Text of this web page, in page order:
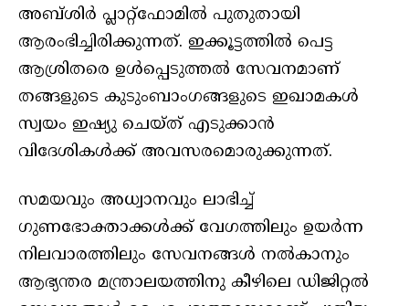
അബ്ശിര്‍ പ്ലാറ്റ്‌ഫോമില്‍ പുതുതായി
ആരംഭിച്ചിരിക്കുന്നത്. ഇക്കൂട്ടത്തില്‍ പെട്ട
ആശ്രിതരെ ഉള്‍പ്പെടുത്തല്‍ സേവനമാണ്
തങ്ങളുടെ കുടുംബാംഗങ്ങളുടെ ഇഖാമകള്‍
സ്വയം ഇഷ്യു ചെയ്ത് എടുക്കാന്‍
വിദേശികള്‍ക്ക് അവസരമൊരുക്കുന്നത്.
സമയവും അധ്വാനവും ലാഭിച്ച്
ഗുണഭോക്താക്കള്‍ക്ക് വേഗത്തിലും ഉയര്‍ന്ന
നിലവാരത്തിലും സേവനങ്ങള്‍ നല്‍കാനും
ആഭ്യന്തര മന്ത്രാലയത്തിനു കീഴിലെ ഡിജിറ്റല്‍